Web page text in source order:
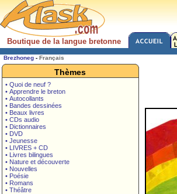
Boutique de la langue bretonne
Brezhoneg - Français
Thèmes
• Quoi de neuf ?
• Apprendre le breton
• Autocollants
• Bandes dessinées
• Beaux livres
• CDs audio
• Dictionnaires
• DVD
• Jeunesse
• LIVRES + CD
• Livres bilingues
• Nature et découverte
• Nouvelles
• Poésie
• Romans
• Théâtre